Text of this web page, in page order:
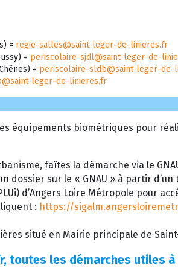
= regie-salles@saint-leger-de-linieres.fr
= periscolaire-sjdl@saint-leger-de-
= periscolaire-sldb@saint-leger-de-
leger-de-linieres.fr
équipements biométriques pour
faîtes la démarche via le
dossier sur le « GNAU » à partir d’un
d’Angers Loire Métropole pour
: https://
situé en Mairie principale de
toutes les démarches utiles